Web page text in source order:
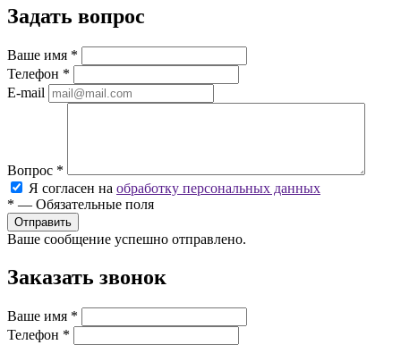
Задать вопрос
Ваше имя *
Телефон *
E-mail
Вопрос *
Я согласен на обработку персональных данных
* — Обязательные поля
Ваше сообщение успешно отправлено.
Заказать звонок
Ваше имя *
Телефон *